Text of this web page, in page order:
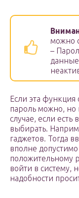
можно
–
Если эта функция
пароль можно, но
случае, если
выбирать.
гаджетов. Тогда
вполне
положительному
войти в систему,
надобности